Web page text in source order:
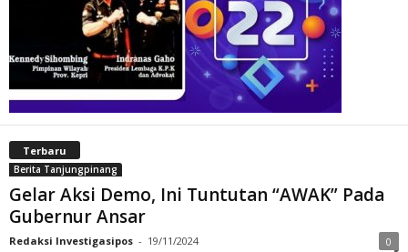
Terbaru
Berita Tanjungpinang
Gelar Aksi Demo, Ini Tuntutan “AWAK” Pada
Gubernur Ansar
Redaksi Investigasipos - 19/11/2024 0